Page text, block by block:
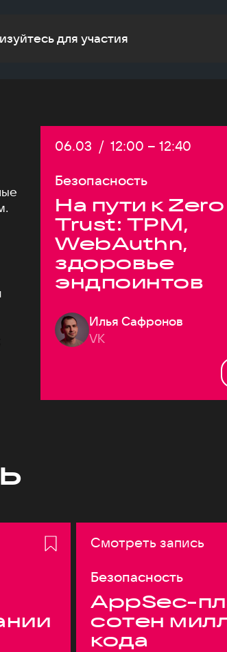
для участия
Дата:
06.03 / Начало:
12:00 – Конец:
12:40
Безопасность
На пути к Zero
Trust: TPM,
WebAuthn,
здоровье
эндпоинтов
Илья Сафронов
VK
Смотреть запись
Безопасность
AppSec-
сотен
кода